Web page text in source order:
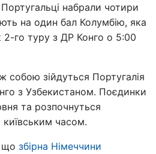
набрали чотири
на один бал Колумбію, яка
2-го туру з ДР Конго о 5:00
собою зійдуться Португалія
з Узбекистаном. Поєдинки
та розпочнуться
часом.
що збірна Німеччини